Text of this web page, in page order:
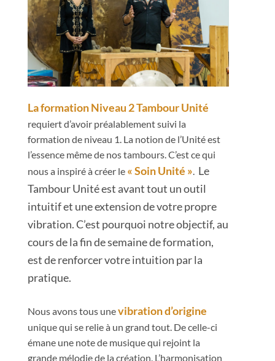
La formation Niveau 2 Tambour Unité
requiert d’avoir préalablement suivi la
formation de niveau 1. La notion de l’Unité est
l’essence même de nos tambours. C’est ce qui
nous a inspiré à créer le « Soin Unité ». Le
Tambour Unité est avant tout un outil
intuitif et une extension de votre propre
vibration. C’est pourquoi notre objectif, au
cours de la fin de semaine de formation,
est de renforcer votre intuition par la
pratique.
Nous avons tous unevibration d’origine
unique qui se relie à un grand tout. De celle-ci
émane une note de musique qui rejoint la
grande mélodie de la création. L’harmonisation